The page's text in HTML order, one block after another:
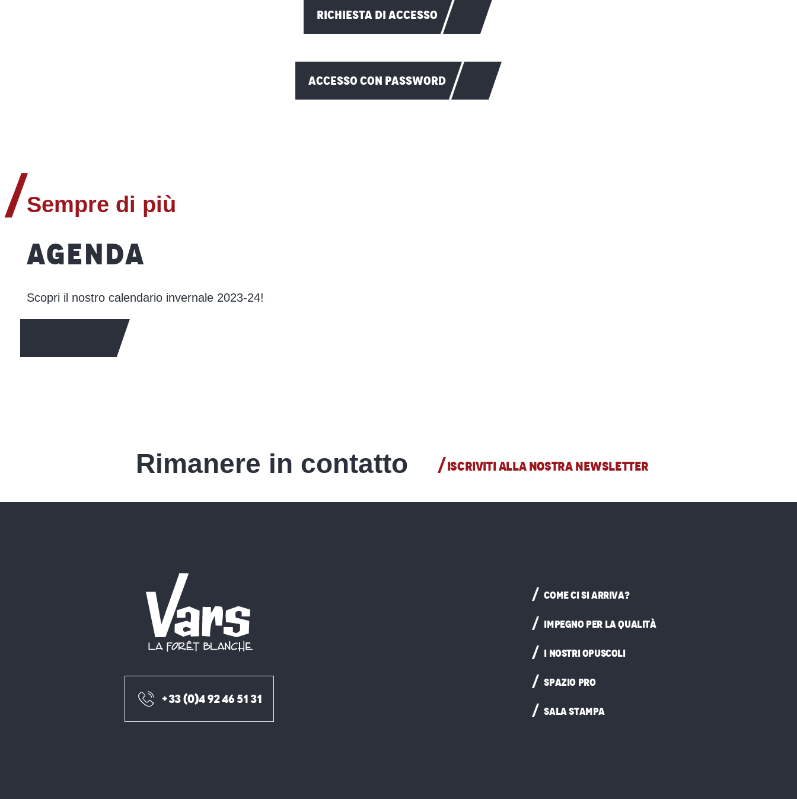
RICHIESTA DI ACCESSO
ACCESSO CON PASSWORD
Sempre di più
AGENDA
Scopri il nostro calendario invernale 2023-24!
Rimanere in contatto ISCRIVITI ALLA NOSTRA NEWSLETTER
+33 (0)4 92 46 51 31
COME CI SI ARRIVA?
IMPEGNO PER LA QUALITÀ
I NOSTRI OPUSCOLI
SPAZIO PRO
SALA STAMPA